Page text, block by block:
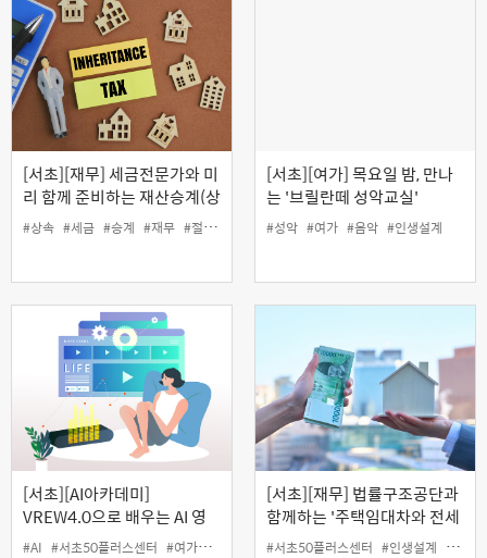
[서초][재무] 세금전문가와 미
리 함께 준비하는 재산승계(상
속, 증여) 절세플랜
#상속 #세금 #승계 #재무 #절세
[서초][여가] 목요일 밤, 만나
는 '브릴란떼 성악교실'
#성악 #여가 #음악 #인생설계
[서초][AI아카데미]
VREW4.0으로 배우는 AI 영
상 제작하기
#AI #서초50플러스센터 #여가 #영상 #인생설계
[서초][재무] 법률구조공단과
함께하는 '주택임대차와 전세
사기 피해예방' (온라인)
#서초50플러스센터 #인생설계 #재무